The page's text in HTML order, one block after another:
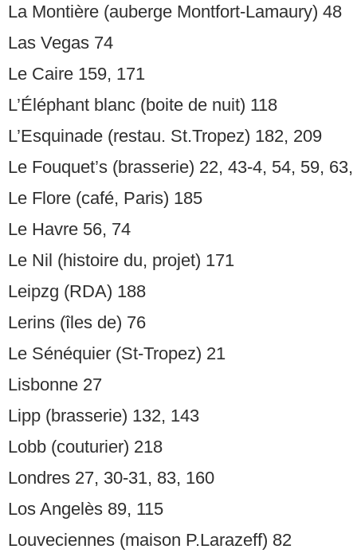
La Montière (auberge Montfort-Lamaury) 48
Las Vegas 74
Le Caire 159, 171
L’Éléphant blanc (boite de nuit) 118
L’Esquinade (restau. St.Tropez) 182, 209
Le Fouquet’s (brasserie) 22, 43-4, 54, 59,
Le Flore (café, Paris) 185
Le Havre 56, 74
Le Nil (histoire du, projet) 171
Leipzg (RDA) 188
Lerins (îles de) 76
Le Sénéquier (St-Tropez) 21
Lisbonne 27
Lipp (brasserie) 132, 143
Lobb (couturier) 218
Londres 27, 30-31, 83, 160
Los Angelès 89, 115
Louveciennes (maison P.Larazeff) 82